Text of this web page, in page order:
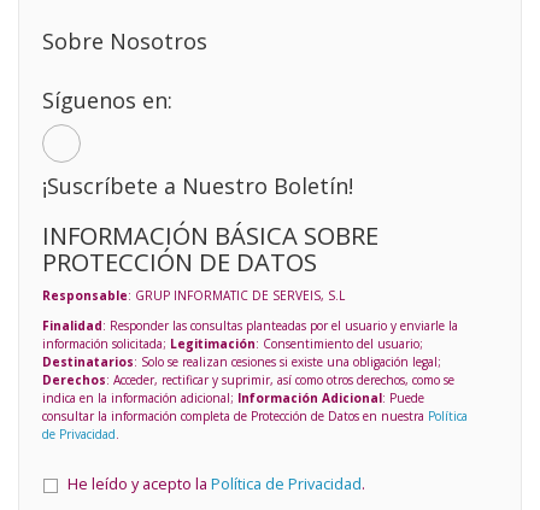
Sobre Nosotros
Síguenos en:
¡Suscríbete a Nuestro Boletín!
INFORMACIÓN BÁSICA SOBRE
PROTECCIÓN DE DATOS
Responsable: GRUP INFORMATIC DE SERVEIS, S.L
Finalidad: Responder las consultas planteadas por el usuario y enviarle la
información solicitada; Legitimación: Consentimiento del usuario;
Destinatarios: Solo se realizan cesiones si existe una obligación legal;
Derechos: Acceder, rectificar y suprimir, así como otros derechos, como se
indica en la información adicional; Información Adicional: Puede
consultar la información completa de Protección de Datos en nuestra Política
de Privacidad.
He leído y acepto la Política de Privacidad.